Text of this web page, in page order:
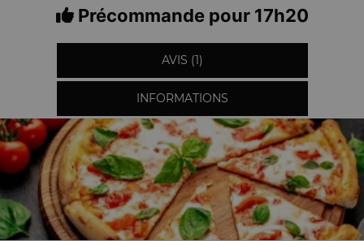
Précommande pour 17h20
AVIS (1)
INFORMATIONS